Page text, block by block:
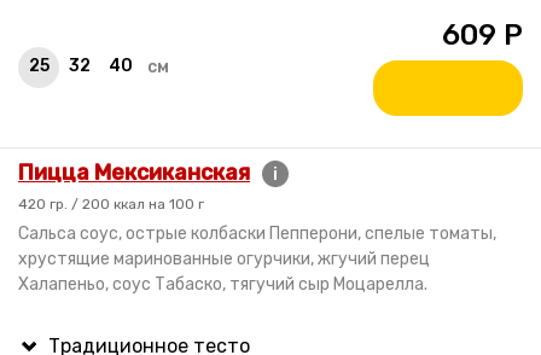
25 32 40 см
609 Р
Пицца Мексиканская i
420 гр. / 200 ккал на 100 г
Сальса соус, острые колбаски Пепперони, спелые томаты,
хрустящие маринованные огурчики, жгучий перец
Халапеньо, соус Табаско, тягучий сыр Моцарелла.